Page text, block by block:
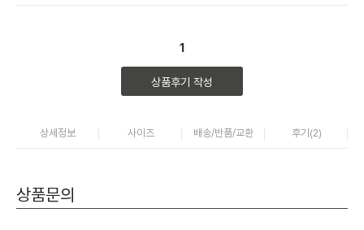
1
상품후기 작성
상세정보 사이즈 배송/반품/교환 후기(2)
상품문의